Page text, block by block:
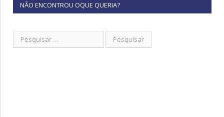
NÃO ENCONTROU OQUE QUERIA?